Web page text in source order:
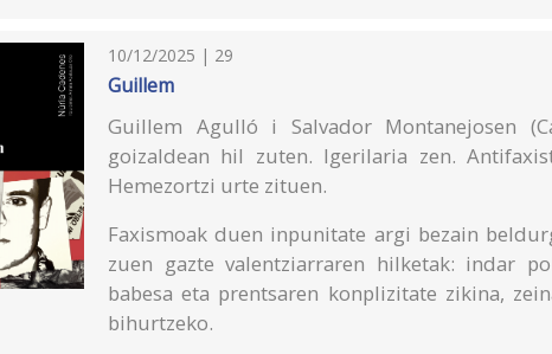
10/12/2025 | 29
Guillem
Guillem Agulló i Salvador Montanejosen
goizaldean hil zuten. Igerilaria zen.
Hemezortzi urte zituen.
Faxismoak duen inpunitate argi bezain
zuen gazte valentziarraren hilketak: indar
babesa eta prentsaren konplizitate zikina,
bihurtzeko.